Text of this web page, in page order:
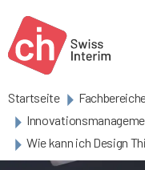
Startseite
Wie kann ich Design